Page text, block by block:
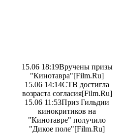
15.06 18:19Вручены призы
"Кинотавра"[Film.Ru]
15.06 14:14СТВ достигла
возраста согласия[Film.Ru]
15.06 11:53Приз Гильдии
кинокритиков на
"Кинотавре" получило
"Дикое поле"[Film.Ru]